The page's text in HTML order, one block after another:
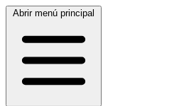
Abrir menú principal